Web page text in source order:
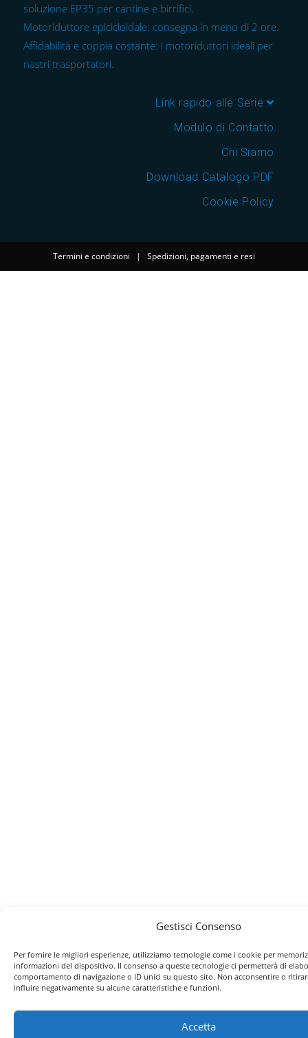
Gestisci Consenso
Per fornire le migliori esperienze, utilizziamo tecnologie come i cookie per
informazioni del dispositivo. Il consenso a queste tecnologie ci permetterà di
comportamento di navigazione o ID unici su questo sito. Non acconsentire o
influire negativamente su alcune caratteristiche e funzioni.
Accetta
soluzione EP35 per cantine e birrifici.
Motoriduttore epicicloidale: consegna in meno di 2 ore.
Affidabilità e coppia costante: i motoriduttori ideali per
nastri trasportatori.
Link rapido alle Serie
Modulo di Contatto
Chi Siamo
Download Catalogo PDF
Cookie Policy
Termini e condizioni | Spedizioni, pagamenti e resi